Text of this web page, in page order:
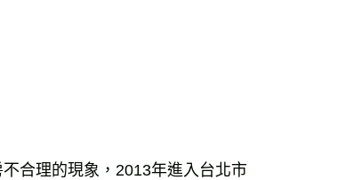
合理的現象，2013年進入台北市